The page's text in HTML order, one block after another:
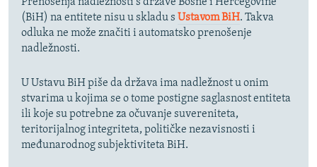
Prenošenja nadležnosti s države Bosne i Hercegovine
(BiH) na entitete nisu u skladu s Ustavom BiH. Takva
odluka ne može značiti i automatsko prenošenje
nadležnosti.
U Ustavu BiH piše da država ima nadležnost u onim
stvarima u kojima se o tome postigne saglasnost entiteta
ili koje su potrebne za očuvanje suvereniteta,
teritorijalnog integriteta, političke nezavisnosti i
međunarodnog subjektiviteta BiH.